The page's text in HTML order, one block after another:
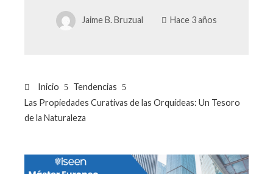
Jaime B. Bruzual Hace 3 años
Inicio
Tendencias
Las Propiedades Curativas de las Orquídeas: Un Tesoro
de la Naturaleza